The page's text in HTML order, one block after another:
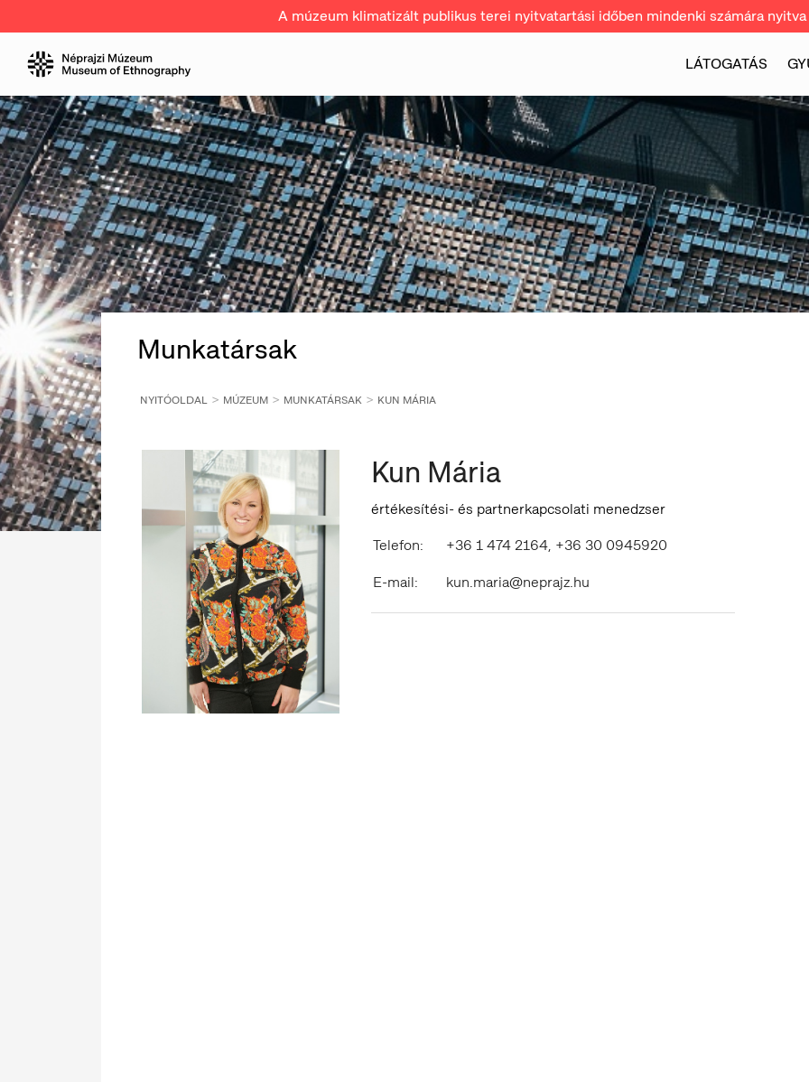
A múzeum klimatizált publikus terei nyitvatartási időben mindenki számára nyitva
LÁTOGATÁS
Munkatársak
NYITÓOLDAL MÚZEUM MUNKATÁRSAK KUN MÁRIA
Kun Mária
értékesítési- és partnerkapcsolati menedzser
Telefon:
+36 1 474 2164, +36 30 0945920
E-mail:
kun.maria@neprajz.hu